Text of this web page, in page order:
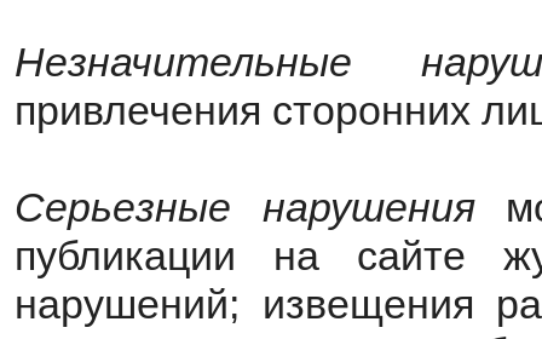
Незначительные
привлечения сторонних
Серьезные нарушения
публикации на сайте
нарушений; извещения